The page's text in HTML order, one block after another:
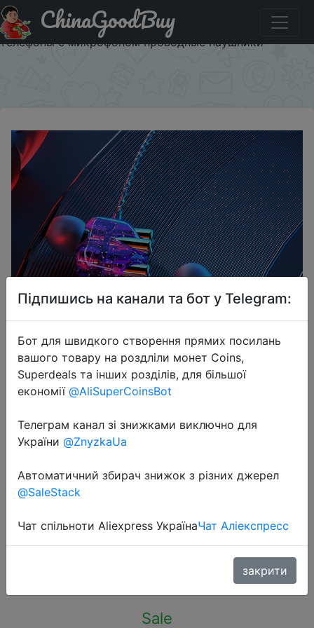
Знижка на Наушники Auricolari Auriculares Con Cable
Microfono In Ear Headset наушники Fone De Ouvido Hifi
телефоны с микрофоном проводные наушники
ChinaGoodBuy
Наушники Auricolari Auriculares
Con Cable Microfono In Ear Headset
наушники Fone De Ouvido Hifi
телефоны с микрофоном
Sale
Підпишись на канали та бот у Telegram:
Бот для швидкого створення прямих посилань
вашого товару на роздліли монет Coins,
Superdeals та інших розділів, для більшої
економії @AliSuperCoinsBot
Телеграм канал зі знижками виключно для
України @ZnyzkaUa
Автоматичний збирач знижок з різних джерел
@SaleStack
Чат спільноти Aliexpress УкраїнаЧат Аліекспресс
закрити